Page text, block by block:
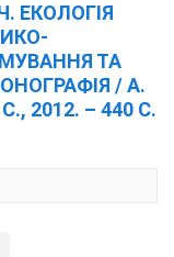
ЕКОЛОГІЯ
ТА
/ А.
2012. – 440 С.